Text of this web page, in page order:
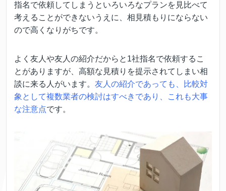
指名で依頼してしまうといろいろなプランを見比べて
考えることができないうえに、相見積もりにならない
ので高くなりがちです。
よく友人や友人の紹介だからと1社指名で依頼するこ
とがありますが、高額な見積りを提示されてしまい相
談に来る人がいます。 友人の紹介であっても、比較対
象として複数業者の検討はすべきであり、これも大事
な注意点です。